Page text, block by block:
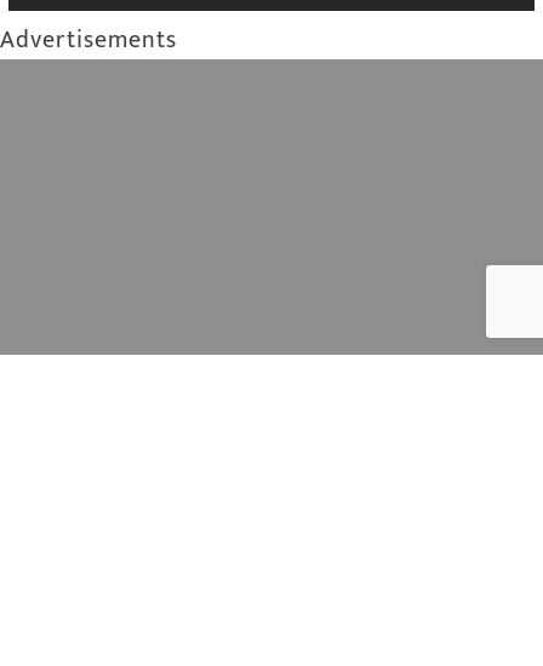
Advertisements